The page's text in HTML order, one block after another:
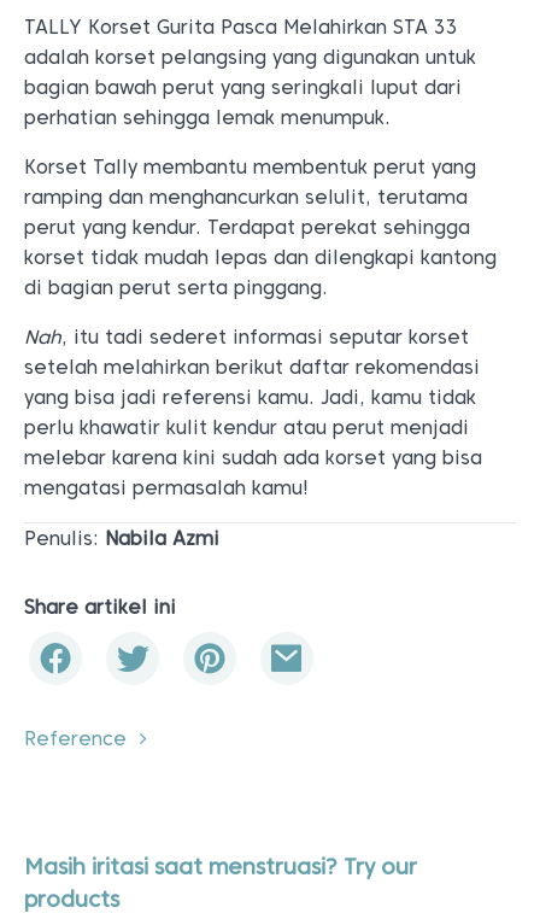
TALLY Korset Gurita Pasca Melahirkan STA 33
adalah korset pelangsing yang digunakan untuk
bagian bawah perut yang seringkali luput dari
perhatian sehingga lemak menumpuk.
Korset Tally membantu membentuk perut yang
ramping dan menghancurkan selulit, terutama
perut yang kendur. Terdapat perekat sehingga
korset tidak mudah lepas dan dilengkapi kantong
di bagian perut serta pinggang.
Nah, itu tadi sederet informasi seputar korset
setelah melahirkan berikut daftar rekomendasi
yang bisa jadi referensi kamu. Jadi, kamu tidak
perlu khawatir kulit kendur atau perut menjadi
melebar karena kini sudah ada korset yang bisa
mengatasi permasalah kamu!
Penulis: Nabila Azmi
Share artikel ini
Reference
Masih iritasi saat menstruasi? Try our
products